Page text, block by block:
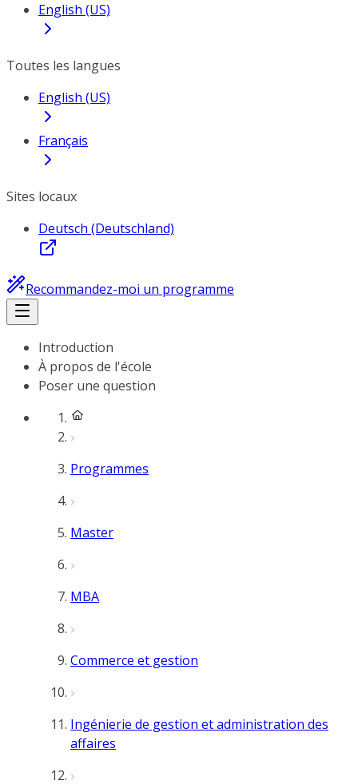
English (US)
Toutes les langues
English (US)
Français
Sites locaux
Deutsch (Deutschland)
Recommandez-moi un programme
Introduction
À propos de l'école
Poser une question
Programmes
Master
MBA
Commerce et gestion
Ingénierie de gestion et administration des
affaires